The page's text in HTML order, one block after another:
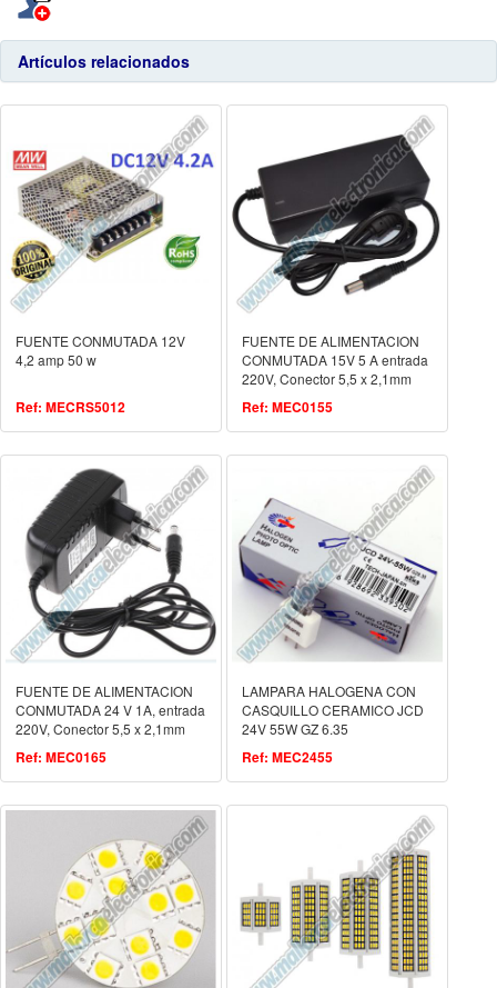
Artículos relacionados
FUENTE CONMUTADA 12V
4,2 amp 50 w
Ref: MECRS5012
FUENTE DE ALIMENTACION
CONMUTADA 15V 5 A entrada
220V, Conector 5,5 x 2,1mm
Ref: MEC0155
FUENTE DE ALIMENTACION
CONMUTADA 24 V 1A, entrada
220V, Conector 5,5 x 2,1mm
Ref: MEC0165
LAMPARA HALOGENA CON
CASQUILLO CERAMICO JCD
24V 55W GZ 6.35
Ref: MEC2455